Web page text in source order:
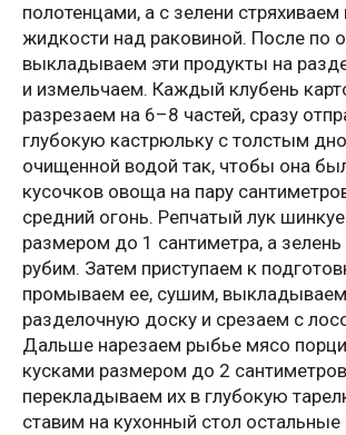
полотенцами, а с зелени
жидкости над раковиной. После по
выкладываем эти продукты на
и измельчаем. Каждый клубень
разрезаем на 6–8 частей, сразу
глубокую кастрюльку с толстым
очищенной водой так, чтобы она
кусочков овоща на пару
средний огонь. Репчатый лук
размером до 1 сантиметра, а
рубим. Затем приступаем к
промываем ее, сушим,
разделочную доску и срезаем с
Дальше нарезаем рыбье мясо
кусками размером до 2
перекладываем их в глубокую
ставим на кухонный стол остальные